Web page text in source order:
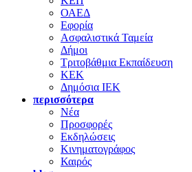
ΟΑΕΔ
Εφορία
Ασφαλιστικά Ταμεία
Δήμοι
Τριτοβάθμια Εκπαίδευση
ΚΕΚ
Δημόσια ΙΕΚ
περισσότερα
Νέα
Προσφορές
Εκδηλώσεις
Κινηματογράφος
Καιρός